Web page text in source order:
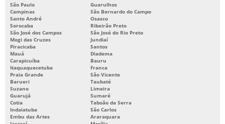
MANUTENÇÃO MOLDES
MATRIZES E MOLDES PARA INJEÇÃO DE PLÁSTICOS
MOLDAGEM POR INJEÇÃO DE TERMOPLÁSTICOS
MOLDE PARA INJEÇÃO DE PLÁSTICO
MOLDES DE INJEÇÃO
MOLDES DE INJEÇÃO PLÁSTICA
MOLDES DE INJEÇÃO TERMOPLÁSTICOS
São Paulo
Guarulhos
Campinas
São Bernardo do Campo
Santo André
Osasco
Sorocaba
Ribeirão Preto
São José dos Campos
São José do Rio Preto
Mogi das Cruzes
Jundiaí
Piracicaba
Santos
Mauá
Diadema
Carapicuíba
Bauru
Itaquaquecetuba
Franca
Praia Grande
São Vicente
Barueri
Taubaté
Suzano
Limeira
Guarujá
Sumaré
Cotia
Taboão da Serra
Indaiatuba
São Carlos
Embu das Artes
Araraquara